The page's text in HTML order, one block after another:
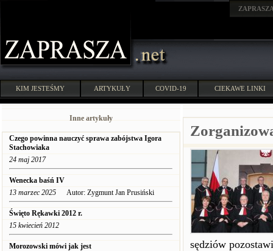
KIM JESTEŚMY ARTYKUŁY COVID-19 CIEKAWE LINKI
Inne artykuły
Czego powinna nauczyć sprawa zabójstwa Igora
Stachowiaka
24 maj 2017
Wenecka baśń IV
13 marzec 2025 Autor: Zygmunt Jan Prusiński
Święto Rękawki 2012 r.
15 kwiecień 2012
Morozowski mówi jak jest
sędziów